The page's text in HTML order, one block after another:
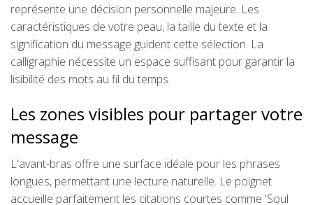
représente une décision personnelle majeure. Les
caractéristiques de votre peau, la taille du texte et la
signification du message guident cette sélection. La
calligraphie nécessite un espace suffisant pour garantir la
lisibilité des mots au fil du temps.
Les zones visibles pour partager votre
message
L'avant-bras offre une surface idéale pour les phrases
longues, permettant une lecture naturelle. Le poignet
accueille parfaitement les citations courtes comme 'Soul